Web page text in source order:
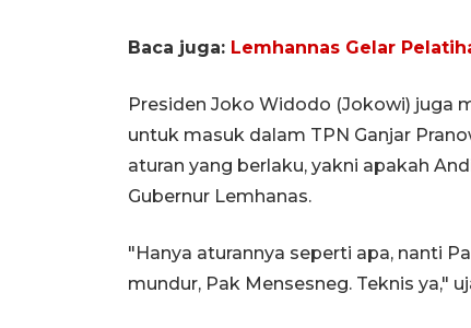
Baca juga: Lemhannas Gelar
Presiden Joko Widodo (Jokowi) juga
untuk masuk dalam TPN Ganjar
aturan yang berlaku, yakni apakah
Gubernur Lemhanas.
"Hanya aturannya seperti apa, nanti
mundur, Pak Mensesneg. Teknis ya,"